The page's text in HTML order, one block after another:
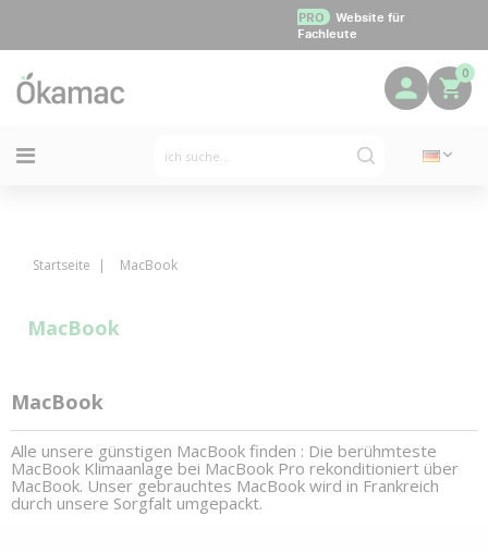
PRO
Website für
Fachleute
0
Startseite MacBook
MacBook
MacBook
MacBook Klimaanlage bei MacBook Pro rekonditioniert
MacBook. Unser gebrauchtes MacBook wird in Frankreich
durch unsere Sorgfalt umgepackt.